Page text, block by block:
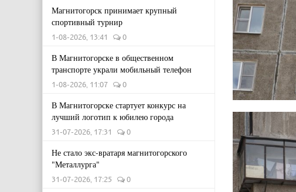
Магнитогорск принимает крупный
спортивный турнир
1-08-2026, 13:41 0
В Магнитогорске в общественном
транспорте украли мобильный телефон
1-08-2026, 11:07 0
В Магнитогорске стартует конкурс на
лучший логотип к юбилею города
31-07-2026, 17:31 0
Не стало экс-вратаря магнитогорского
"Металлурга"
31-07-2026, 17:25 0